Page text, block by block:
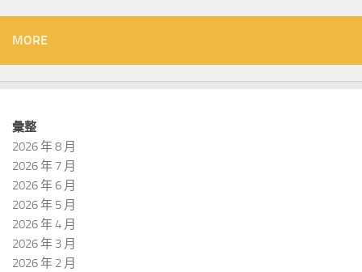
MORE
彙整
2026 年 8 月
2026 年 7 月
2026 年 6 月
2026 年 5 月
2026 年 4 月
2026 年 3 月
2026 年 2 月